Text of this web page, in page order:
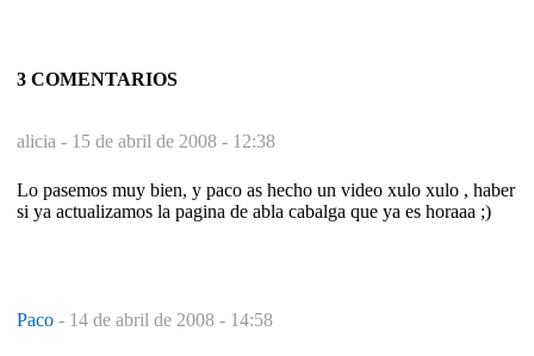
3 COMENTARIOS
alicia - 15 de abril de 2008 - 12:38
Lo pasemos muy bien, y paco as hecho un video xulo xulo , haber
si ya actualizamos la pagina de abla cabalga que ya es horaaa ;)
Paco - 14 de abril de 2008 - 14:58